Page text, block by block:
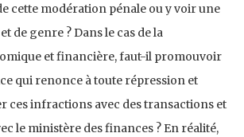
cette modération pénale ou y voir une
de genre ? Dans le cas de la
et financière, faut-il promouvoir
qui renonce à toute répression et
ces infractions avec des transactions et
le ministère des finances ? En réalité,